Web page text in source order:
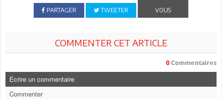
PARTAGER TWEETER
VOUS
COMMENTER CET ARTICLE
0 Commentaires
Ecrire un commentaire
Commenter